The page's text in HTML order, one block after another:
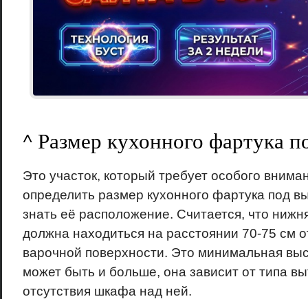
^ Размер кухонного фартука
Это участок, который требует особого
определить размер кухонного фартука под
знать её расположение. Считается, что
должна находиться на расстоянии 70-75 см
варочной поверхности. Это минимальная
может быть и больше, она зависит от типа
отсутствия шкафа над ней.